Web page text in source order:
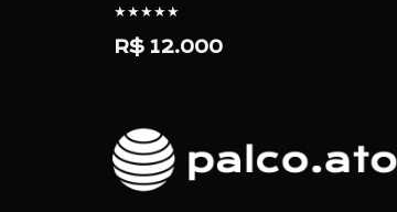
★★★★★
R$ 12.000